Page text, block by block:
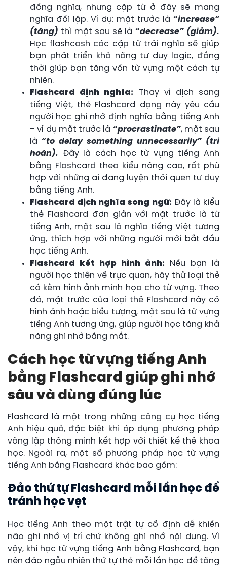
đồng nghĩa, nhưng cặp từ ở đây sẽ mang
nghĩa đối lập. Ví dụ: mặt trước là “increase”
(tăng) thì mặt sau sẽ là “decrease” (giảm).
Học flashcash các cặp từ trái nghĩa sẽ giúp
bạn phát triển khả năng tư duy logic, đồng
thời giúp bạn tăng vốn từ vựng một cách tự
nhiên.
Flashcard định nghĩa: Thay vì dịch sang
tiếng Việt, thẻ Flashcard dạng này yêu cầu
người học ghi nhớ định nghĩa bằng tiếng Anh
– ví dụ mặt trước là “procrastinate”, mặt sau
là “to delay something unnecessarily” (trì
hoãn). Đây là cách học từ vựng tiếng Anh
bằng Flashcard theo kiểu nâng cao, rất phù
hợp với những ai đang luyện thói quen tư duy
bằng tiếng Anh.
Flashcard dịch nghĩa song ngữ:Đây là kiểu
thẻ Flashcard đơn giản với mặt trước là từ
tiếng Anh, mặt sau là nghĩa tiếng Việt tương
ứng, thích hợp với những người mới bắt đầu
học tiếng Anh.
Flashcard kết hợp hình ảnh: Nếu bạn là
người học thiên về trực quan, hãy thử loại thẻ
có kèm hình ảnh minh họa cho từ vựng. Theo
đó, mặt trước của loại thẻ Flashcard này có
hình ảnh hoặc biểu tượng, mặt sau là từ vựng
tiếng Anh tương ứng, giúp người học tăng khả
năng ghi nhớ bằng mắt.
Cách học từ vựng tiếng Anh
bằng Flashcard giúp ghi nhớ
sâu và dùng đúng lúc
Flashcard là một trong những công cụ học tiếng
Anh hiệu quả, đặc biệt khi áp dụng phương pháp
vòng lặp thông minh kết hợp với thiết kế thẻ khoa
học. Ngoài ra, một số phương pháp học từ vựng
tiếng Anh bằng Flashcard khác bao gồm:
Đảo thứ tự Flashcard mỗi lần học để
tránh học vẹt
Học tiếng Anh theo một trật tự cố định dễ khiến
não ghi nhớ vị trí chứ không ghi nhớ nội dung. Vì
vậy, khi học từ vựng tiếng Anh bằng Flashcard, bạn
nên đảo ngẫu nhiên thứ tự thẻ mỗi lần học để tăng